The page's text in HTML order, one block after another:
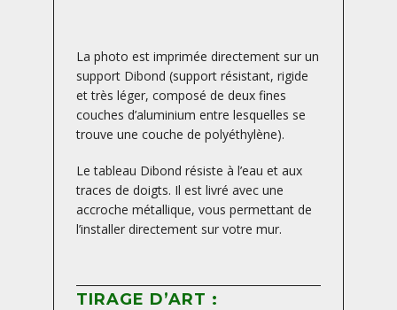
La photo est imprimée directement sur un
support Dibond (support résistant, rigide
et très léger, composé de deux fines
couches d’aluminium entre lesquelles se
trouve une couche de polyéthylène).
Le tableau Dibond résiste à l’eau et aux
traces de doigts. Il est livré avec une
accroche métallique, vous permettant de
l’installer directement sur votre mur.
TIRAGE D’ART :